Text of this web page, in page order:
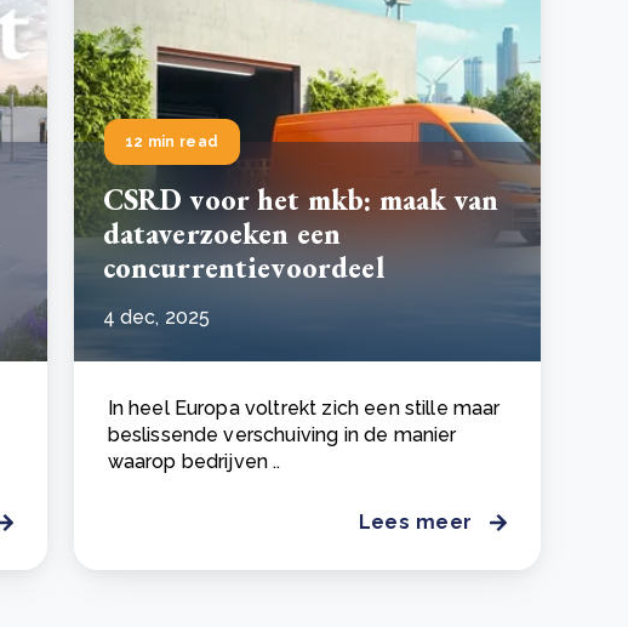
12 min read
CSRD voor het mkb: maak van
dataverzoeken een
concurrentievoordeel
4 dec, 2025
In heel Europa voltrekt zich een stille maar
beslissende verschuiving in de manier
waarop bedrijven ..
Lees meer